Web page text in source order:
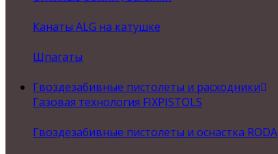
Канаты ALG на катушке
Шпагаты
Гвоздезабивные пистолеты и расходники
Газовая технология FIXPISTOLS
Гвоздезабивные пистолеты и оснастка RODA